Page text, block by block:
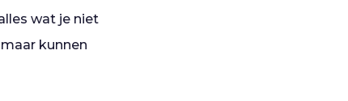
wat je niet
kunnen